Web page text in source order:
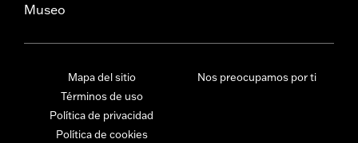
Museo
Mapa del sitio
Términos de uso
Política de privacidad
Política de cookies
Nos preocupamos por ti